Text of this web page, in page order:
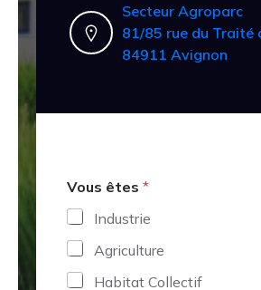
Secteur Agroparc
81/85 rue du Traité
84911 Avignon
Vous êtes*
Industrie
Agriculture
Habitat Collectif